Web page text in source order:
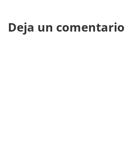
Deja un comentario